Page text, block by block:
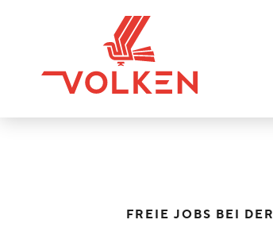
FREIE JOBS BEI